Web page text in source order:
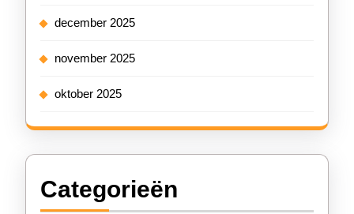
december 2025
november 2025
oktober 2025
Categorieën